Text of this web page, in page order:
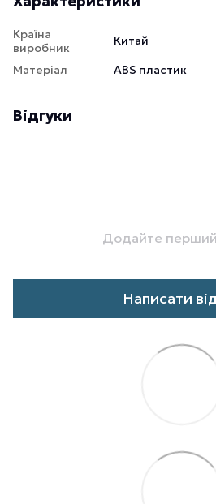
Країна
виробник
Китай
Матеріал
ABS пластик
Відгуки
Додайте перший
Написати